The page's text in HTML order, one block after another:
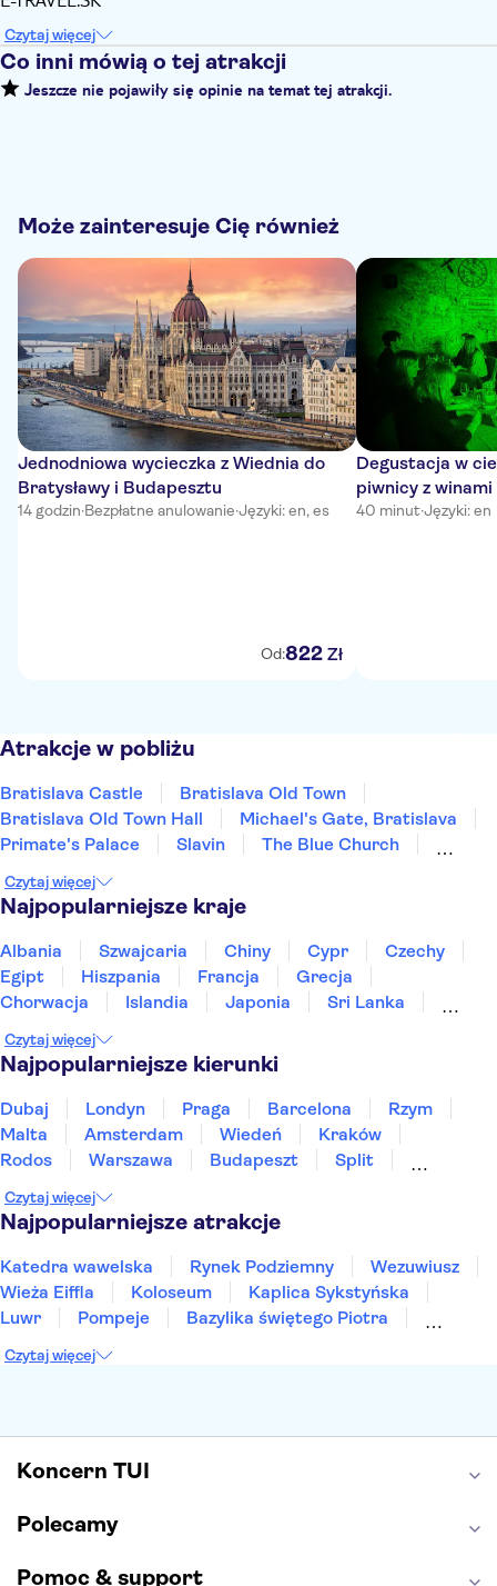
Czytaj więcej
Co inni mówią o tej atrakcji
Jeszcze nie pojawiły się opinie na temat tej atrakcji.
Może zainteresuje Cię również
Jednodniowa wycieczka z Wiednia do
Bratysławy i Budapesztu
14 godzin·Bezpłatne anulowanie·Języki: en, es
Od:822 Zł
Degustacja w
piwnicy z
40 minut·Języki: en
Atrakcje w pobliżu
Bratislava Castle
Bratislava Old Town
Bratislava Old Town Hall
Michael's Gate, Bratislava
Primate's Palace
Slavin
The Blue Church
Devin Castle
UFO Observation Deck
Czytaj więcej
Najpopularniejsze kraje
Albania Szwajcaria Chiny Cypr
Czechy
Egipt
Hiszpania Francja
Grecja
Chorwacja
Islandia Japonia
Sri Lanka
Tunezja
Turcja Wietnam
Czytaj więcej
Najpopularniejsze kierunki
Dubaj Londyn Praga Barcelona
Rzym
Malta
Amsterdam Wiedeń
Kraków
Rodos
Warszawa Budapeszt
Split
Sopot
Gdynia Zakopane
Czytaj więcej
Najpopularniejsze atrakcje
Katedra wawelska Rynek Podziemny
Wezuwiusz
Wieża Eiffla
Koloseum
Kaplica Sykstyńska
Luwr
Pompeje
Bazylika świętego Piotra
Etna
Wawel
Czytaj więcej
Koncern TUI
Polecamy
Pomoc & support